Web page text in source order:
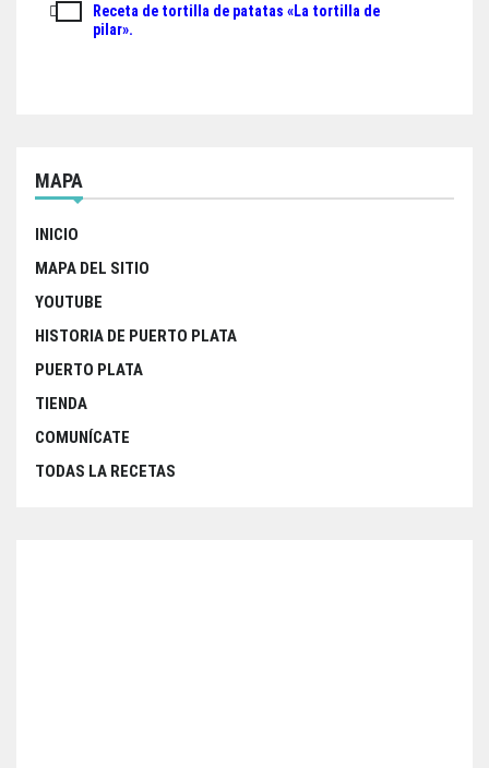
entradas
Receta de tortilla de patatas «La tortilla de
pilar».
MAPA
INICIO
MAPA DEL SITIO
YOUTUBE
HISTORIA DE PUERTO PLATA
PUERTO PLATA
TIENDA
COMUNÍCATE
TODAS LA RECETAS